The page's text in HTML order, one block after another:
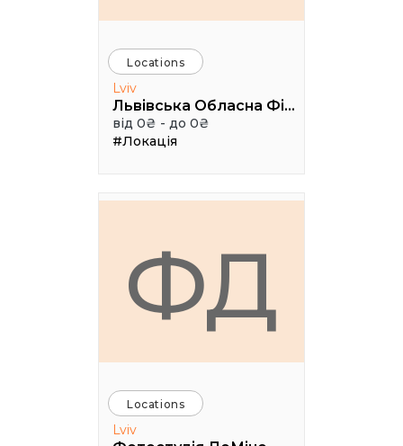
Locations
Lviv
Львівська Обласна Філармонія
від 0₴ - до 0₴
#Локація
ФД
Locations
Lviv